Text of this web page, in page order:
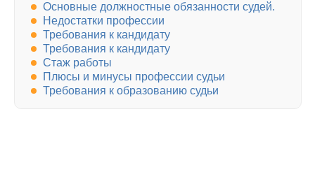
Основные должностные обязанности судей.
Недостатки профессии
Требования к кандидату
Требования к кандидату
Стаж работы
Плюсы и минусы профессии судьи
Требования к образованию судьи